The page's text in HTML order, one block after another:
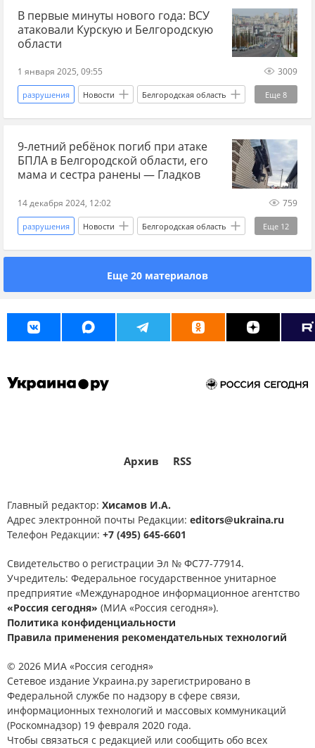
мирные жители Военные преступления
КТО вандализм
В первые минуты нового года: ВСУ
атаковали Курскую и Белгородскую
области
1 января 2025, 09:55 3009
Еще 8
разрушения Новости Белгородская область
Курская область Россия Хинштейн
Вячеслав Гладков Вооруженные силы Украины
обстрелы губернатор пострадавшие
9-летний ребёнок погиб при атаке
БПЛА в Белгородской области, его
мама и сестра ранены — Гладков
14 декабря 2024, 12:02 759
Еще 12
разрушения Новости Белгородская область
Россия Белгород Вячеслав Гладков
СВО БПЛА
Украина
Еще 20 материалов
Архив RSS
Главный редактор: Хисамов И.А.
Адрес электронной почты Редакции: editors@ukraina.ru
Телефон Редакции: +7 (495) 645-6601
Свидетельство о регистрации Эл № ФС77-77914.
Учредитель: Федеральное государственное унитарное
предприятие «Международное информационное агентство
«Россия сегодня» (МИА «Россия сегодня»).
Политика конфиденциальности
Правила применения рекомендательных технологий
© 2026 МИА «Россия сегодня»
Сетевое издание Украина.ру зарегистрировано в
Федеральной службе по надзору в сфере связи,
информационных технологий и массовых коммуникаций
(Роскомнадзор) 19 февраля 2020 года.
Чтобы связаться с редакцией или сообщить обо всех